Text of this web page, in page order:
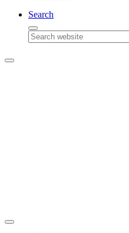
Search